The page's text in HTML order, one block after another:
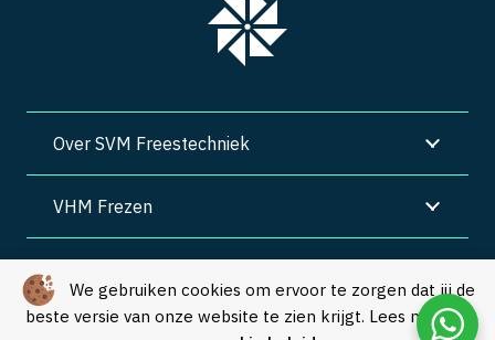
We gebruiken cookies om ervoor te zorgen dat jij de
beste versie van onze website te zien krijgt. Lees meer in
Over SVM Freestechniek
VHM Frezen
Algemene voorwaarden | Privacy